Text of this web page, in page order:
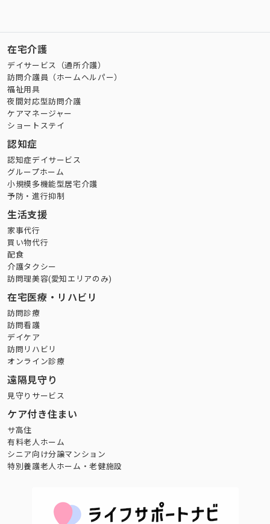
在宅介護
デイサービス（通所介護）
訪問介護員（ホームヘルパー）
福祉用具
夜間対応型訪問介護
ケアマネージャー
ショートステイ
認知症
認知症デイサービス
グループホーム
小規模多機能型居宅介護
予防・進行抑制
生活支援
家事代行
買い物代行
配食
介護タクシー
訪問理美容(愛知エリアのみ)
在宅医療・リハビリ
訪問診療
訪問看護
デイケア
訪問リハビリ
オンライン診療
遠隔見守り
見守りサービス
ケア付き住まい
サ高住
有料老人ホーム
シニア向け分譲マンション
特別養護老人ホーム・老健施設